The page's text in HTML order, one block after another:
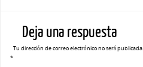
Deja una respuesta
Tu dirección de correo electrónico no será publicada.
*